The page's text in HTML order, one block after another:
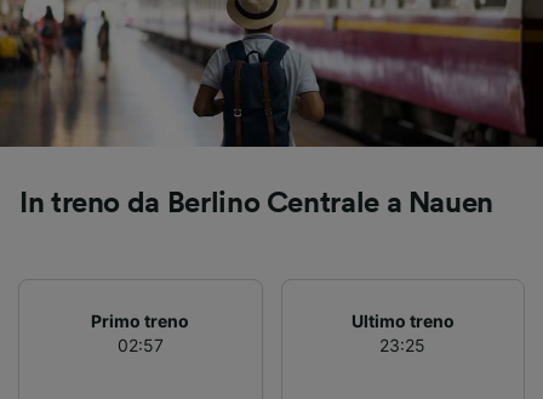
In treno da Berlino Centrale a Nauen
Primo treno
02:57
Ultimo treno
23:25
Utilizzare dati di geolocalizzazione precisi.
Scansione attiva delle caratteristiche del
dispositivo ai fini dell’identificazione.
Archiviare informazioni su dispositivo e/o
accedervi. Pubblicità e contenuti
personalizzati, misurazione delle prestazioni
pubblico, sviluppo di servizi.